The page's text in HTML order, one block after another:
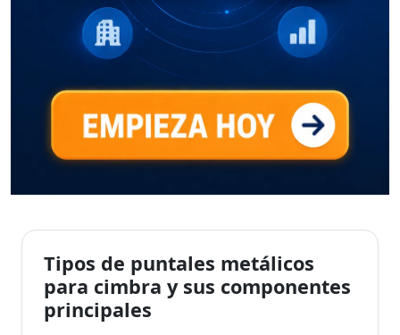
Tipos de puntales metálicos
para cimbra y sus componentes
principales